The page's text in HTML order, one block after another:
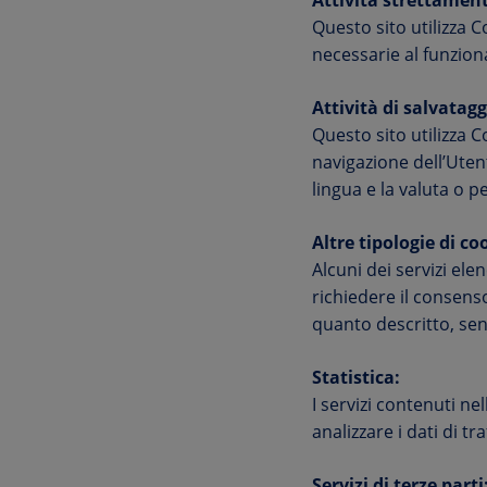
Questo sito utilizza
necessarie al
Attività di
Questo sito utilizza
navigazione
lingua e la valuta o
Altre tipologie di
Alcuni dei servizi
richiedere il
quanto descritto,
Statistica:
I servizi contenuti
analizzare i dati di